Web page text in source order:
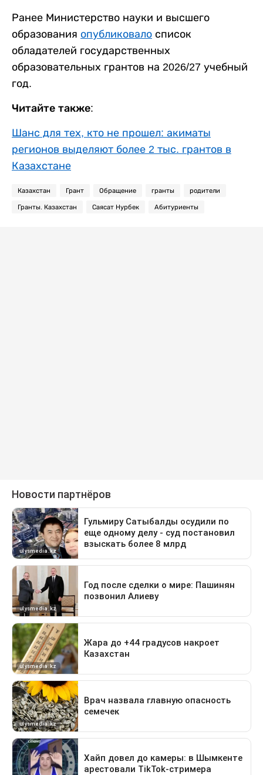
Ранее Министерство науки и высшего
образования опубликовало список
обладателей государственных
образовательных грантов на 2026/27 учебный
год.
Читайте также:
Шанс для тех, кто не прошел: акиматы
регионов выделяют более 2 тыс. грантов в
Казахстане
Казахстан Грант Обращение гранты родители
Гранты. Казахстан Саясат Нурбек Абитуриенты